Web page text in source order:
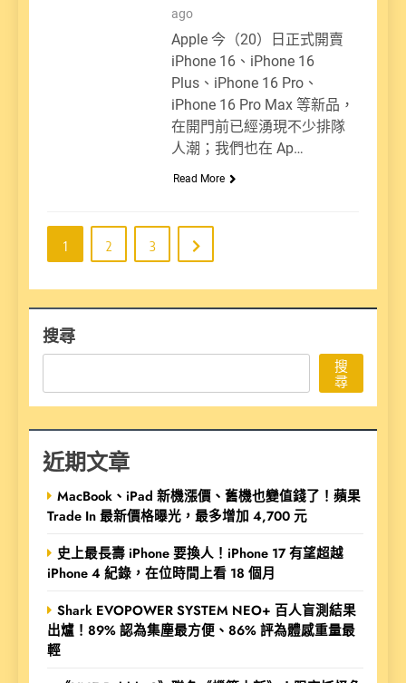
ago
Apple 今（20）日正式開賣
iPhone 16、iPhone 16
Plus、iPhone 16 Pro、
iPhone 16 Pro Max 等新品，
在開門前已經湧現不少排隊
人潮；我們也在 Ap…
Read More
1 2 3
搜尋
搜
尋
近期文章
MacBook、iPad 新機漲價、舊機也變值錢了！蘋果
Trade In 最新價格曝光，最多增加 4,700 元
史上最長壽 iPhone 要換人！iPhone 17 有望超越
iPhone 4 紀錄，在位時間上看 18 個月
Shark EVOPOWER SYSTEM NEO+ 百人盲測結果
出爐！89% 認為集塵最方便、86% 評為體感重量最
輕